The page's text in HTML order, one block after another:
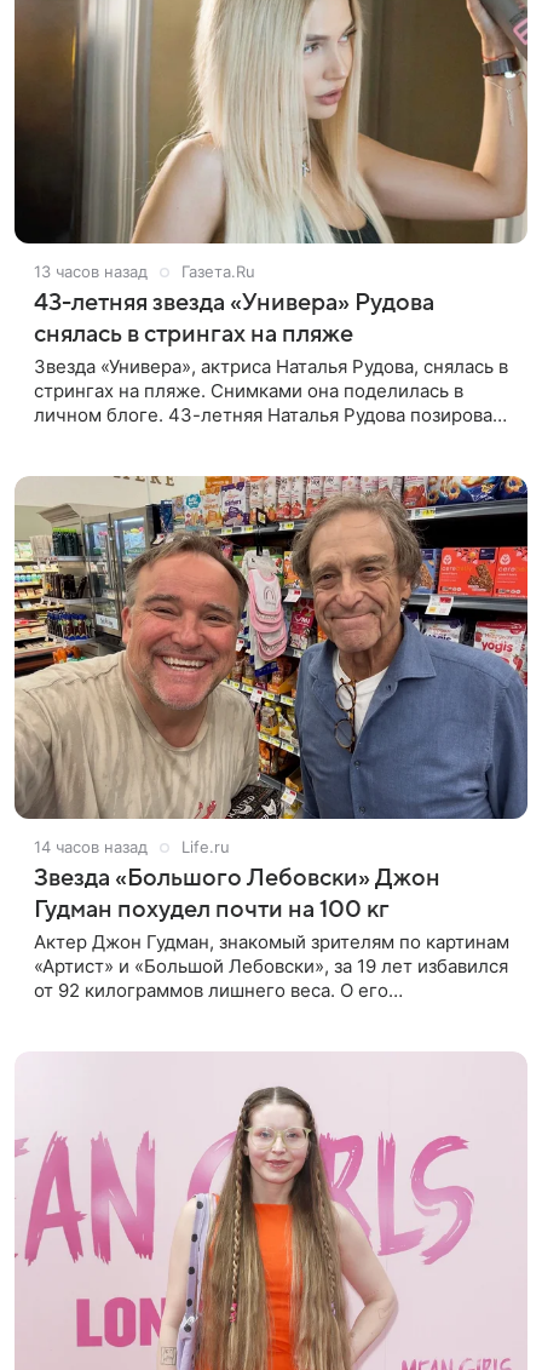
13 часов назад Газета.Ru
43-летняя звезда «Универа» Рудова
снялась в стрингах на пляже
Звезда «Универа», актриса Наталья Рудова, снялась в
стрингах на пляже. Снимками она поделилась в
личном блоге. 43-летняя Наталья Рудова позировала
14 часов назад Life.ru
Звезда «Большого Лебовски» Джон
Гудман похудел почти на 100 кг
Актер Джон Гудман, знакомый зрителям по картинам
«Артист» и «Большой Лебовски», за 19 лет избавился
от 92 килограммов лишнего веса. О его